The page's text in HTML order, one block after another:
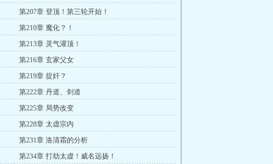
第207章 登顶！第三轮开始！
第210章 魔化？！
第213章 灵气灌顶！
第216章 玄家父女
第219章 捉奸？
第222章 丹道、剑道
第225章 局势改变
第228章 太虚宗内
第231章 洛清霜的分析
第234章 打劫太虚！威名远扬！